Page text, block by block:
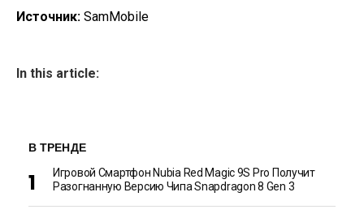
Источник: SamMobile
In this article:
В ТРЕНДЕ
Игровой Смартфон Nubia Red Magic 9S Pro Получит
Разогнанную Версию Чипа Snapdragon 8 Gen 3